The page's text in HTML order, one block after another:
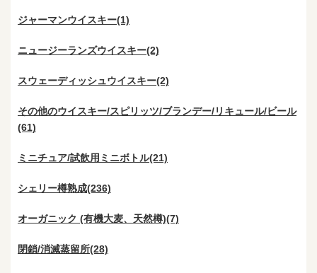
ジャーマンウイスキー(1)
ニュージーランズウイスキー(2)
スウェーディッシュウイスキー(2)
その他のウイスキー/スピリッツ/ブランデー/リキュール/ビール
(61)
ミニチュア/試飲用ミニボトル(21)
シェリー樽熟成(236)
オーガニック (有機大麦、天然樽)(7)
閉鎖/消滅蒸留所(28)